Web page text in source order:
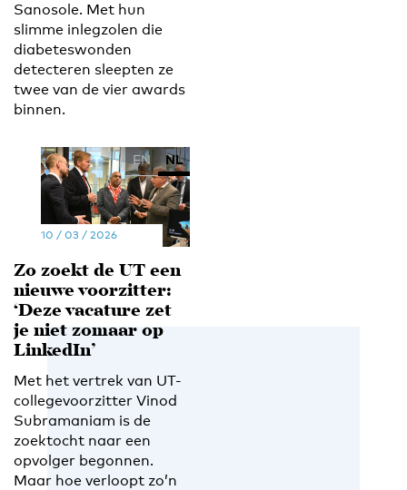
Sanosole. Met hun
slimme inlegzolen die
diabeteswonden
detecteren sleepten ze
twee van de vier awards
binnen.
EN NL
10 / 03 / 2026
Zo zoekt de UT een
nieuwe voorzitter:
‘Deze vacature zet
je niet zomaar op
LinkedIn’
Met het vertrek van UT-
collegevoorzitter Vinod
Subramaniam is de
zoektocht naar een
opvolger begonnen.
Maar hoe verloopt zo’n